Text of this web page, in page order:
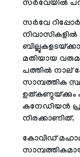
സര്‍വേയില്‍
സര്‍വേ
മതിയായ
പത്തില്‍ നാല്
സാമ്പത്തിക
കനേഡിയന്‍
നിരക്കാണിത്.
കോവിഡ്